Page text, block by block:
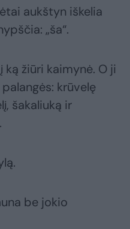
aukštyn iškelia
„ša“.
žiūri kaimynė. O ji
krūvelę
šakaliuką ir
be jokio